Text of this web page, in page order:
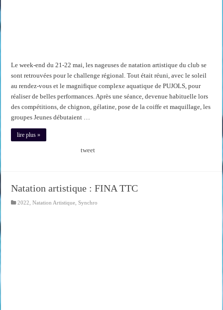
Le week-end du 21-22 mai, les nageuses de natation artistique du club se
sont retrouvées pour le challenge régional. Tout était réuni, avec le soleil
au rendez-vous et le magnifique complexe aquatique de PUJOLS, pour
réaliser de belles performances. Après une séance, devenue habituelle lors
des compétitions, de chignon, gélatine, pose de la coiffe et maquillage, les
groupes Jeunes débutaient …
lire plus »
tweet
Natation artistique : FINA TTC
2022 ,Natation Artistique ,Synchro